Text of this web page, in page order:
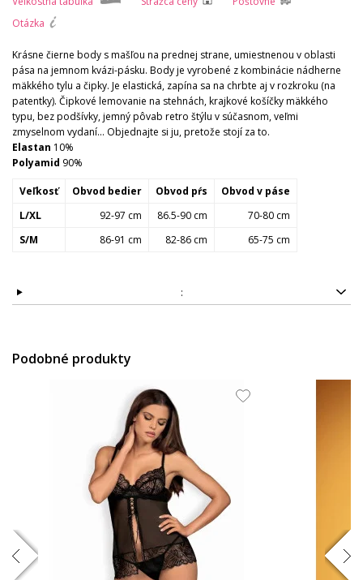
Otázka
Krásne čierne body s mašľou na prednej strane, umiestnenou v oblasti
pása na jemnom kvázi-pásku. Body je vyrobené z kombinácie nádherne
mäkkého tylu a čipky. Je elastická, zapína sa na chrbte aj v rozkroku (na
patentky). Čipkové lemovanie na stehnách, krajkové košíčky mäkkého
typu, bez podšívky, jemný pôvab retro štýlu v súčasnom, veľmi
zmyselnom vydaní... Objednajte si ju, pretože stojí za to.
Elastan 10%
Polyamid 90%
Veľkosť Obvod bedier Obvod pŕs
Obvod v páse
L/XL
92-97 cm 86.5-90 cm
70-80 cm
S/M
86-91 cm 82-86 cm 65-75 cm
:
Podobné produkty